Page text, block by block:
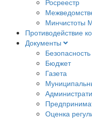
Минчистоты
Противодействие
Документы
Безопасность
Бюджет
Газета
Оценка